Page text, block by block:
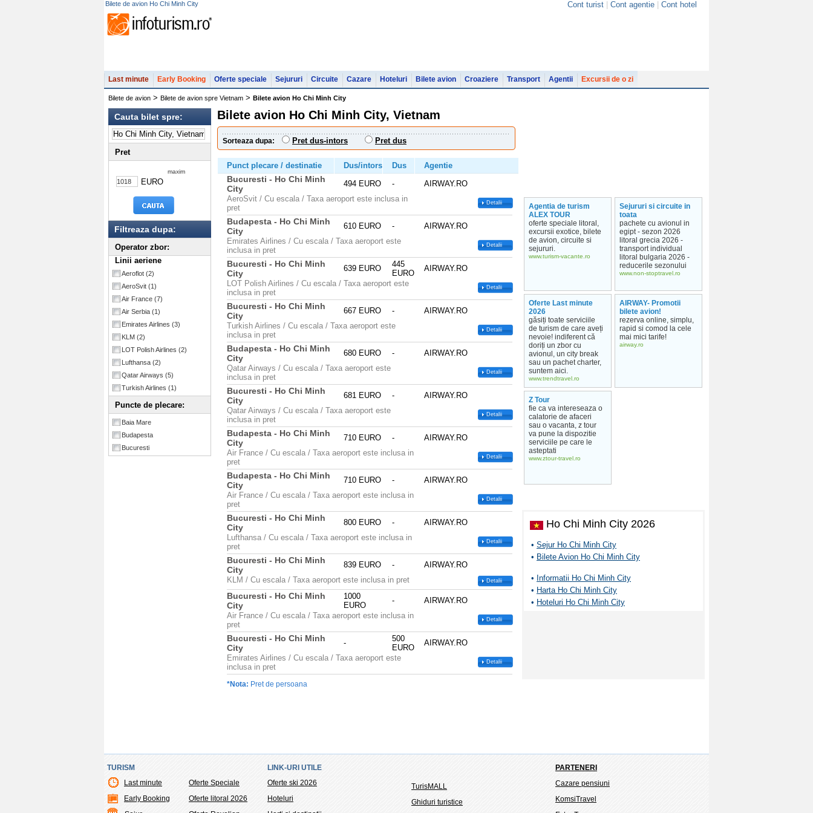
Bilete de avion Ho Chi Minh City Cont turist Cont agentie Cont hotel
Last minute Early Booking Oferte speciale Sejururi Circuite Cazare Hoteluri Bilete avion Croaziere Transport Agentii Excursii de o zi
Bilete de avion > Bilete de avion spre Vietnam > Bilete avion Ho Chi Minh City
Cauta bilet spre:
Pret
maxim
EURO
Filtreaza dupa:
Operator zbor:
Linii aeriene
Aeroflot (2)
AeroSvit (1)
Air France (7)
Air Serbia (1)
Emirates Airlines (3)
KLM (2)
LOT Polish Airlines (2)
Lufthansa (2)
Qatar Airways (5)
Turkish Airlines (1)
Puncte de plecare:
Baia Mare
Budapesta
Bucuresti
Bilete avion Ho Chi Minh City, Vietnam
Sorteaza dupa: Pret dus-intors Pret dus
Punct plecare / destinatie Dus/intors Dus Agentie
Bucuresti - Ho Chi Minh
City
494 EURO -
AIRWAY.RO
AeroSvit / Cu escala / Taxa aeroport este inclusa in
pret
Detalii
Budapesta - Ho Chi Minh
City
610 EURO -
AIRWAY.RO
Emirates Airlines / Cu escala / Taxa aeroport este
inclusa in pret
Detalii
Bucuresti - Ho Chi Minh
City
639 EURO
445
EURO
AIRWAY.RO
LOT Polish Airlines / Cu escala / Taxa aeroport este
inclusa in pret
Detalii
Bucuresti - Ho Chi Minh
City
667 EURO -
AIRWAY.RO
Turkish Airlines / Cu escala / Taxa aeroport este
inclusa in pret
Detalii
Budapesta - Ho Chi Minh
City
680 EURO -
AIRWAY.RO
Qatar Airways / Cu escala / Taxa aeroport este
inclusa in pret
Detalii
Bucuresti - Ho Chi Minh
City
681 EURO -
AIRWAY.RO
Qatar Airways / Cu escala / Taxa aeroport este
inclusa in pret
Detalii
Budapesta - Ho Chi Minh
City
710 EURO -
AIRWAY.RO
Air France / Cu escala / Taxa aeroport este inclusa in
pret
Detalii
Budapesta - Ho Chi Minh
City
710 EURO -
AIRWAY.RO
Air France / Cu escala / Taxa aeroport este inclusa in
pret
Detalii
Bucuresti - Ho Chi Minh
City
800 EURO -
AIRWAY.RO
Lufthansa / Cu escala / Taxa aeroport este inclusa in
pret
Detalii
Bucuresti - Ho Chi Minh
City
839 EURO -
AIRWAY.RO
KLM / Cu escala / Taxa aeroport este inclusa in pret
Detalii
Bucuresti - Ho Chi Minh
City
1000
EURO
-
AIRWAY.RO
Air France / Cu escala / Taxa aeroport este inclusa in
pret
Detalii
Bucuresti - Ho Chi Minh
City
-
500
EURO
AIRWAY.RO
Emirates Airlines / Cu escala / Taxa aeroport este
inclusa in pret
Detalii
*Nota: Pret de persoana
Agentia de turism
ALEX TOUR
oferte speciale litoral,
excursii exotice, bilete
de avion, circuite si
sejururi.
www.turism-vacante.ro
Sejururi si circuite in
toata
pachete cu avionul in
egipt - sezon 2026
litoral grecia 2026 -
transport individual
litoral bulgaria 2026 -
reducerile sezonului
www.non-stoptravel.ro
Oferte Last minute
2026
găsiți toate serviciile
de turism de care aveți
nevoie! indiferent că
doriți un zbor cu
avionul, un city break
sau un pachet charter,
suntem aici.
www.trendtravel.ro
AIRWAY- Promotii
bilete avion!
rezerva online, simplu,
rapid si comod la cele
mai mici tarife!
airway.ro
Z Tour
fie ca va intereseaza o
calatorie de afaceri
sau o vacanta, z tour
va pune la dispozitie
serviciile pe care le
asteptati
www.ztour-travel.ro
Ho Chi Minh City 2026
• Sejur Ho Chi Minh City
• Bilete Avion Ho Chi Minh City
• Informatii Ho Chi Minh City
• Harta Ho Chi Minh City
• Hoteluri Ho Chi Minh City
TURISM
Last minute
Early Booking
Oferte Speciale
Oferte litoral 2026
LINK-URI UTILE
Oferte ski 2026
Hoteluri
TurisMALL
Ghiduri turistice
PARTENERI
Cazare pensiuni
KomsiTravel